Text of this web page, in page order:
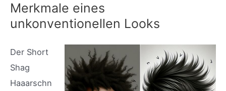
Merkmale eines
unkonventionellen Looks
Der Short
Shag
Haaarschn